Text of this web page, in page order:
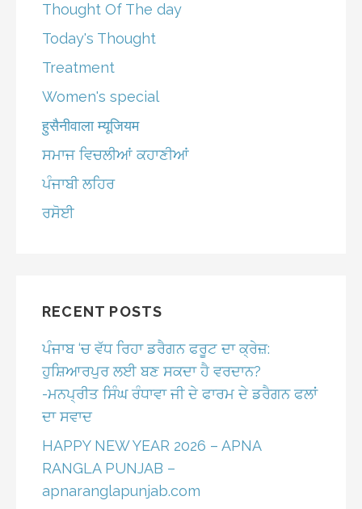
Thought Of The day
Today's Thought
Treatment
Women's special
हुसैनीवाला म्यूजियम
ਸਮਾਜ ਵਿਚਲੀਆਂ ਕਹਾਣੀਆਂ
ਪੰਜਾਬੀ ਲਹਿਰ
ਰਸੋਈ
RECENT POSTS
ਪੰਜਾਬ ‘ਚ ਵੱਧ ਰਿਹਾ ਡਰੈਗਨ ਫਰੂਟ ਦਾ ਕ੍ਰੇਜ਼:
ਹੁਸ਼ਿਆਰਪੁਰ ਲਈ ਬਣ ਸਕਦਾ ਹੈ ਵਰਦਾਨ?
-ਮਨਪ੍ਰੀਤ ਸਿੰਘ ਰੰਧਾਵਾ ਜੀ ਦੇ ਫਾਰਮ ਦੇ ਡਰੈਗਨ ਫਲਾਂ
ਦਾ ਸਵਾਦ
HAPPY NEW YEAR 2026 – APNA
RANGLA PUNJAB –
apnaranglapunjab.com